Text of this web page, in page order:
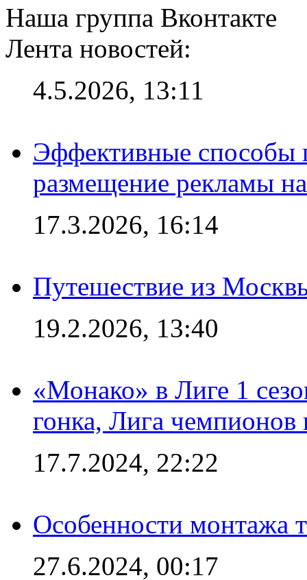
Наша группа Вконтакте
Лента новостей:
4.5.2026, 13:11
Эффективные способы
размещение рекламы
17.3.2026, 16:14
Путешествие из
19.2.2026, 13:40
«Монако» в Лиге 1
гонка, Лига чемпионов
17.7.2024, 22:22
Особенности монтажа
27.6.2024, 00:17